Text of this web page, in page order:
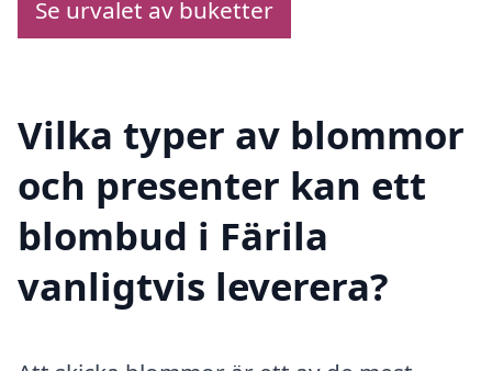
Se urvalet av buketter
Vilka typer av blommor
och presenter kan ett
blombud i Färila
vanligtvis leverera?